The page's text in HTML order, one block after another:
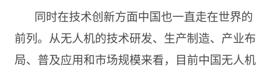
同时在技术创新方面中国也一直走在世界的
前列。从无人机的技术研发、生产制造、产业布
局、普及应用和市场规模来看，目前中国无人机